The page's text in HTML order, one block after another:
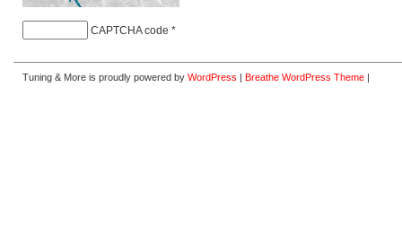
CAPTCHA code *
Tuning & More is proudly powered by WordPress | Breathe WordPress Theme |